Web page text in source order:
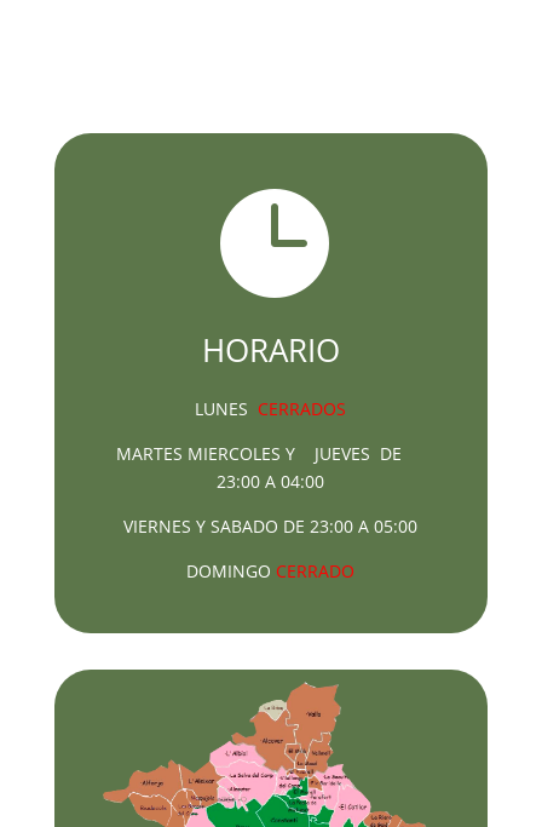

HORARIO
LUNES CERRADOS
MARTES MIERCOLES Y JUEVES DE
23:00 A 04:00
VIERNES Y SABADO DE 23:00 A 05:00
DOMINGO CERRADO